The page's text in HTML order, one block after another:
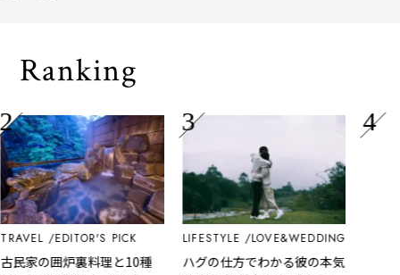
Ranking
EDITOR'S PICK
家の囲炉裏料理と10種
LIFESTYLE LOVE&WEDDING
ハグの仕方でわかる彼の本気